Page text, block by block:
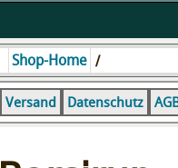
Shop-Home /
Versand Datenschutz